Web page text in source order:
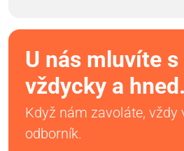
U nás mluvíte
vždycky a hned.
Když nám zavoláte, vždy
odborník.